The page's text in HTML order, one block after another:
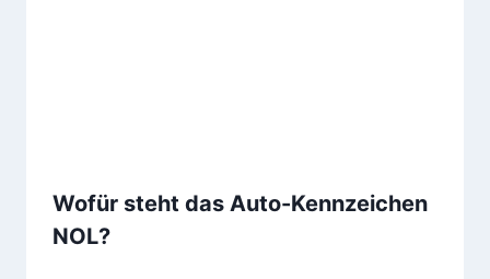
Wofür steht das Auto-Kennzeichen
NOL?